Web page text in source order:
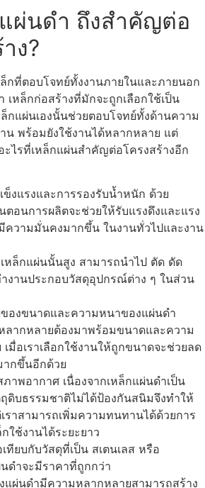
ผ่นดำ ถึงสำคัญต่อ
ง?
กที่ตอบโจทย์ทั้งงานภายในและภายนอก
เหล็กก่อสร้างที่มักจะถูกเลือกใช้เป็น
กแผ่นเองนั้นช่วยตอบโจทย์ทั้งด้านความ
น พร้อมยังใช้งานได้หลากหลาย แต่
ไรที่เหล็กแผ่นสำคัญต่อโครงสร้างอีก
งแรงและการรองรับน้ำหนัก ด้วย
อนการผลิตจะช่วยให้รับแรงดึงและแรง
ความมั่นคงมากขึ้น ในงานทั่วไปและงาน
หล็กแผ่นนั้นสูง สามารถนำไป ตัด ดัด
ำงานประกอบวัสดุอุปกรณ์ต่าง ๆ ในส่วน
องขนาดและความหนาของแผ่นดำ
ลากหลายต้องมาพร้อมขนาดและความ
มื่อเราเลือกใช้งานให้ถูกขนาดจะช่วยลด
ากขึ้นอีกด้วย
าพอากาศ เนื่องจากเหล็กแผ่นดำเป็น
ถุดิบธรรมชาติไม่ได้ป้องกันสนิมจึงทำให้
ราสามารถเพิ่มความทนทานได้ด้วยการ
ใช้งานได้ระยะยาว
ทียบกับวัสดุที่เป็น สเตนเลส หรือ
ดำจะมีราคาที่ถูกกว่า
แผ่นดำมีความหลากหลายสามารถสร้าง